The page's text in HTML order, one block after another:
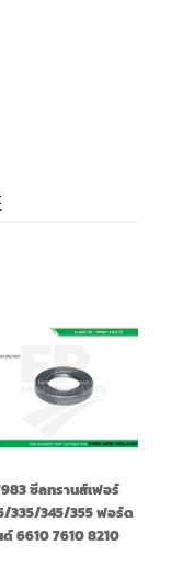
ซีลทรานส์เฟอร์
335/345/355 ฟอร์ด
6610 7610 8210